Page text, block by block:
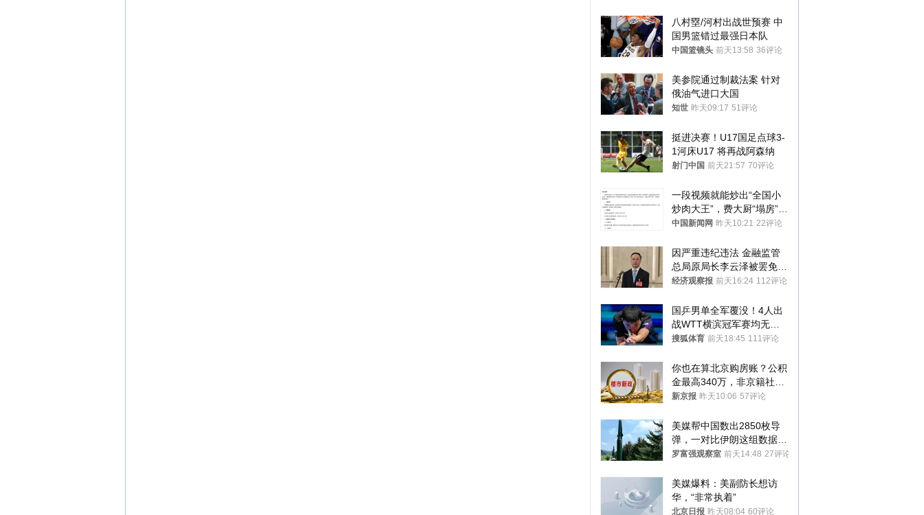
八村塁/河村出战世预赛 中
国男篮错过最强日本队
中国篮镜头 前天13:58 36评论
美参院通过制裁法案 针对
俄油气进口大国
知世 昨天09:17 51评论
挺进决赛！U17国足点球3-
1河床U17 将再战阿森纳
射门中国 前天21:57 70评论
一段视频就能炒出“全国小
炒肉大王”，费大厨“塌房”了
吗？
中国新闻网 昨天10:21 22评论
因严重违纪违法 金融监管
总局原局长李云泽被罢免全
国人大代表
经济观察报 前天16:24 112评论
国乒男单全军覆没！4人出
战WTT横滨冠军赛均无缘
八强
搜狐体育 前天18:45 111评论
你也在算北京购房账？公积
金最高340万，非京籍社保
1年
新京报 昨天10:06 57评论
美媒帮中国数出2850枚导
弹，一对比伊朗这组数据，
发现出大事了
罗富强观察室 前天14:48 27评论
美媒爆料：美副防长想访
华，“非常执着”
北京日报 昨天08:04 60评论